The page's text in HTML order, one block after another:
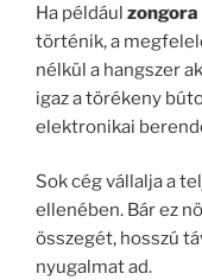
Ha például
történik, a
nélkül a hangszer
igaz a törékeny
elektronikai
Sok cég vállalja a
ellenében. Bár ez
összegét, hosszú
nyugalmat ad.